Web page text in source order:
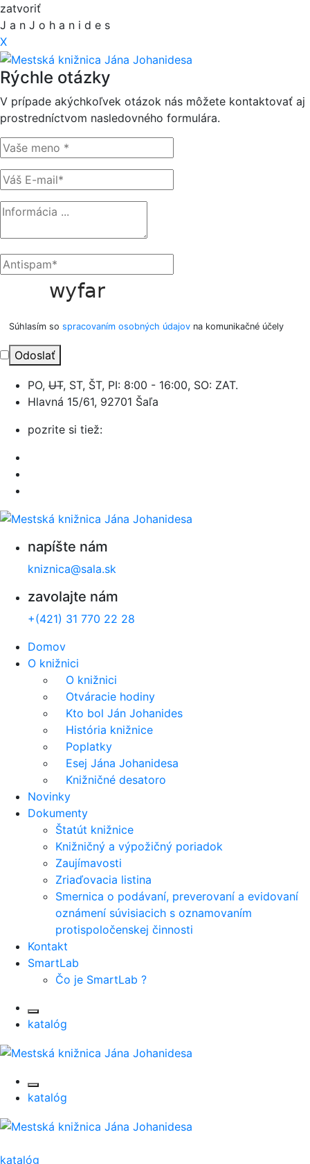
zatvoriť
J a n J o h a n i d e s
X
Rýchle otázky
V prípade akýchkoľvek otázok nás môžete kontaktovať aj
prostredníctvom nasledovného formulára.
Súhlasím so spracovaním osobných údajov na komunikačné účely
Odoslať
PO, UT, ST, ŠT, PI: 8:00 - 16:00, SO: ZAT.
Hlavná 15/61, 92701 Šaľa
pozrite si tiež:
napíšte nám
kniznica@sala.sk
zavolajte nám
+(421) 31 770 22 28
Domov
O knižnici
O knižnici
Otváracie hodiny
Kto bol Ján Johanides
História knižnice
Poplatky
Esej Jána Johanidesa
Knižničné desatoro
Novinky
Dokumenty
Štatút knižnice
Knižničný a výpožičný poriadok
Zaujímavosti
Zriaďovacia listina
Smernica o podávaní, preverovaní a evidovaní
oznámení súvisiacich s oznamovaním
protispoločenskej činnosti
Kontakt
SmartLab
Čo je SmartLab ?
katalóg
katalóg
katalóg